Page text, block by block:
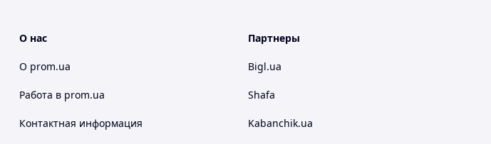
О нас
О prom.ua
Работа в prom.ua
Контактная информация
Партнеры
Bigl.ua
Shafa
Kabanchik.ua